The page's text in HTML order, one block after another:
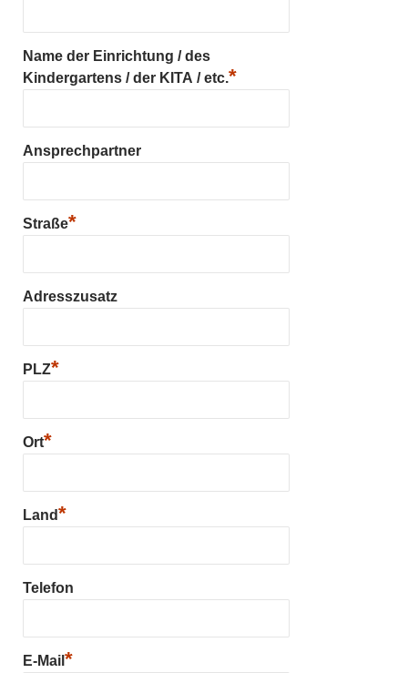
Name der Einrichtung / des
Kindergartens / der KITA / etc.*
Ansprechpartner
Straße*
Adresszusatz
PLZ*
Ort*
Land*
Telefon
E-Mail *